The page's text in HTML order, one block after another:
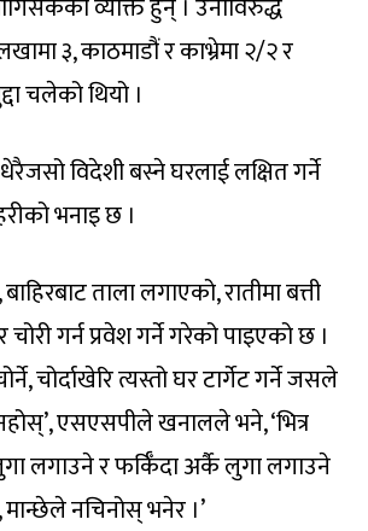
३, काठमाडौं र काभ्रेमा २/२ र
चलेको थियो ।
विदेशी बस्ने घरलाई लक्षित गर्ने
भनाइ छ ।
ताला लगाएको, रातीमा बत्ती
गर्न प्रवेश गर्ने गरेको पाइएको छ ।
चोर्दाखेरि त्यस्तो घर टार्गेट गर्ने जसले
एसएसपीले खनालले भने, ‘भित्र
लगाउने र फर्किँदा अर्कै लुगा लगाउने
नचिनोस् भनेर ।’